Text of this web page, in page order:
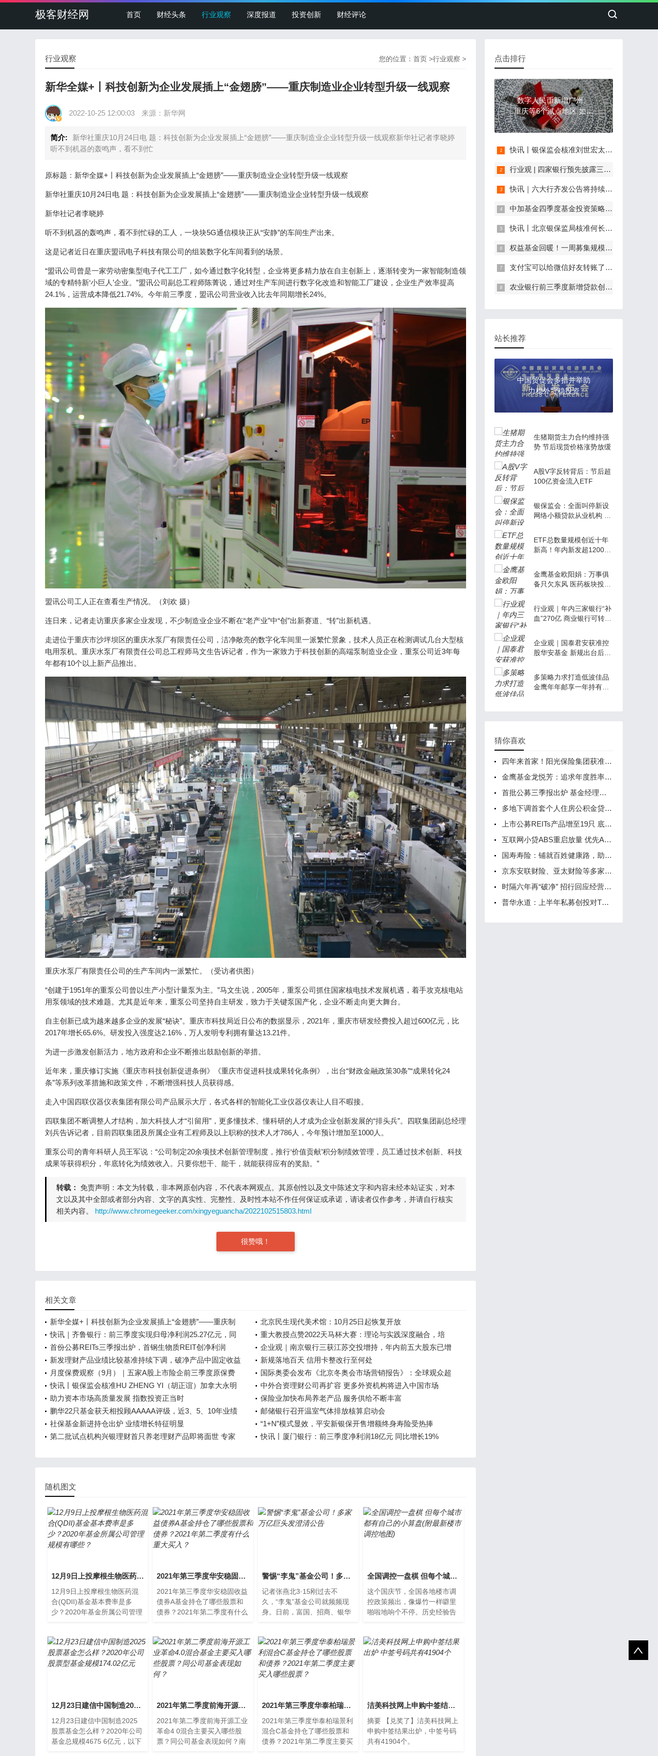
极客财经网 首页 财经头条 行业观察 深度报道 投资创新 财经评论
您的位置： 首页 >行业观察 >
行业观察
新华全媒+丨科技创新为企业发展插上“金翅膀”——重庆制造业企业转型升级一线观察
2022-10-25 12:00:03 来源：新华网
简介:
新华社重庆10月24日电 题：科技创新为企业发展插上“金翅膀”——重庆制造业企业转型升级一线观察新华社记者李晓婷
听不到机器的轰鸣声，看不到忙
原标题：新华全媒+丨科技创新为企业发展插上“金翅膀”——重庆制造业企业转型升级一线观察
新华社重庆10月24日电 题：科技创新为企业发展插上“金翅膀”——重庆制造业企业转型升级一线观察
新华社记者李晓婷
听不到机器的轰鸣声，看不到忙碌的工人，一块块5G通信模块正从“安静”的车间生产出来。
这是记者近日在重庆盟讯电子科技有限公司的组装数字化车间看到的场景。
“盟讯公司曾是一家劳动密集型电子代工工厂，如今通过数字化转型，企业将更多精力放在自主创新上，逐渐转变为一家智能制造领
域的专精特新‘小巨人’企业。”盟讯公司副总工程师陈菁说，通过对生产车间进行数字化改造和智能工厂建设，企业生产效率提高
24.1%，运营成本降低21.74%。今年前三季度，盟讯公司营业收入比去年同期增长24%。
盟讯公司工人正在查看生产情况。（刘欢 摄）
连日来，记者走访重庆多家企业发现，不少制造业企业不断在“老产业”中“创”出新赛道、“转”出新机遇。
走进位于重庆市沙坪坝区的重庆水泵厂有限责任公司，洁净敞亮的数字化车间里一派繁忙景象，技术人员正在检测调试几台大型核
电用泵机。重庆水泵厂有限责任公司总工程师马文生告诉记者，作为一家致力于科技创新的高端泵制造业企业，重泵公司近3年每
年都有10个以上新产品推出。
重庆水泵厂有限责任公司的生产车间内一派繁忙。（受访者供图）
“创建于1951年的重泵公司曾以生产小型计量泵为主。”马文生说，2005年，重泵公司抓住国家核电技术发展机遇，着手攻克核电站
用泵领域的技术难题。尤其是近年来，重泵公司坚持自主研发，致力于关键泵国产化，企业不断走向更大舞台。
自主创新已成为越来越多企业的发展“秘诀”。重庆市科技局近日公布的数据显示，2021年，重庆市研发经费投入超过600亿元，比
2017年增长65.6%。研发投入强度达2.16%，万人发明专利拥有量达13.21件。
为进一步激发创新活力，地方政府和企业不断推出鼓励创新的举措。
近年来，重庆修订实施《重庆市科技创新促进条例》《重庆市促进科技成果转化条例》，出台“财政金融政策30条”“成果转化24
条”等系列改革措施和政策文件，不断增强科技人员获得感。
走入中国四联仪器仪表集团有限公司产品展示大厅，各式各样的智能化工业仪器仪表让人目不暇接。
四联集团不断调整人才结构，加大科技人才“引留用”，更多懂技术、懂科研的人才成为企业创新发展的“排头兵”。四联集团副总经理
刘兵告诉记者，目前四联集团及所属企业有工程师及以上职称的技术人才786人，今年预计增加至1000人。
重泵公司的青年科研人员王军说：“公司制定20余项技术创新管理制度，推行‘价值贡献’积分制绩效管理，员工通过技术创新、科技
成果等获得积分，年底转化为绩效收入。只要你想干、能干，就能获得应有的奖励。”
转载： 免责声明：本文为转载，非本网原创内容，不代表本网观点。其原创性以及文中陈述文字和内容未经本站证实，对本
文以及其中全部或者部分内容、文字的真实性、完整性、及时性本站不作任何保证或承诺，请读者仅作参考，并请自行核实
相关内容。 http://www.chromegeeker.com/xingyeguancha/2022102515803.html
很赞哦！
相关文章
新华全媒+丨科技创新为企业发展插上“金翅膀”——重庆制
造业企业转型升级一线观察
北京民生现代美术馆：10月25日起恢复开放
快讯｜齐鲁银行：前三季度实现归母净利润25.27亿元，同
比增长19.93%
重大教授点赞2022天马杯大赛：理论与实践深度融合，培
养应用型科技人才
首份公募REITs三季报出炉，首钢生物质REIT创净利润
2094.33万，季内微跌0.81%
企业观｜南京银行三获江苏交投增持，年内前五大股东已增
持超7.79亿股
新发理财产品业绩比较基准持续下调，破净产品中固定收益
类占比近7成
新规落地百天 信用卡整改行至何处
月度保费观察（9月）｜五家A股上市险企前三季度原保费
同比增长4.08% 中国人保增幅最高
国际奥委会发布《北京冬奥会市场营销报告》：全球观众超
20亿
快讯丨银保监会核准HU ZHENG YI（胡正谊）加拿大永明
人寿北京代表处首席代表任职资格
中外合资理财公司再扩容 更多外资机构将进入中国市场
助力资本市场高质量发展 指数投资正当时
保险业加快布局养老产品 服务供给不断丰富
鹏华22只基金获天相投顾AAAAA评级，近3、5、10年业绩
表现不俗
邮储银行召开温室气体排放核算启动会
社保基金新进持仓出炉 业绩增长特征明显
“1+N”模式显效，平安新银保开售增额终身寿险受热捧
第二批试点机构兴银理财首只养老理财产品即将面世 专家
快讯丨厦门银行：前三季度净利润18亿元 同比增长19%
随机图文
12月9日上投摩根生物医药混合(QDII)基金基本费率是多少？2020年基金所属公司管理规模有哪些？
12月9日上投摩根生物医药混
合(QDII)基金基本费率是多
少？2020年基金所属公司管理
2021年第三季度华安稳固收益债券A基金持仓了哪些股票和债券？2021年第二季度有什么重大买入？
2021年第三季度华安稳固收益
债券A基金持仓了哪些股票和
债券？2021年第二季度有什么
持
警惕“李鬼”基金公司！多家万亿巨头发澄清公告
记者张燕北3·15刚过去不
久，“李鬼”基金公司就频频现
身。日前，富国、招商、银华
全国调控一盘棋 但每个城市都有自己的小算盘(附最新楼市调控地图)
这个国庆节，全国各地楼市调
控政策频出，像爆竹一样噼里
啪啦地响个不停。历史经验告
的...
12月23日建信中国制造2025股票基金怎么样？2020年公司股票型基金规模174.02亿元
12月23日建信中国制造2025
股票基金怎么样？2020年公司
基金总规模4675 6亿元，以下
2021年第二季度前海开源工业革命4.0混合基金主要买入哪些股票？同公司基金表现如何？
2021年第二季度前海开源工业
革命4 0混合主要买入哪些股
票？同公司基金表现如何？南
2021年第三季度华泰柏瑞景利混合C基金持仓了哪些股票和债券？2021年第二季度主要买入哪些股票？
2021年第三季度华泰柏瑞景利
混合C基金持仓了哪些股票和
债券？2021年第二季度主要买
洁美科技网上申购中签结果出炉 中签号码共有41904个
摘要 【兑奖了】洁美科技网上
申购中签结果出炉，中签号码
共有41904个。
点击排行
数字人民币新增广州、
重庆等6个试点地区 如何
破解发展新问题？
快讯丨银保监会核准刘世宏太平再保险（中国）有限公司董事任职资格
行业观 | 四家银行预先披露三季度业绩：净利润增速超20% 不良贷款率均在1%以下
快讯｜六大行齐发公告将持续服务实体经济
中加基金四季度基金投资策略：周期回摆曙光渐现，可加配权益资产
快讯丨北京银保监局核准何长江等五人中银三星人寿监事任职资格
权益基金回暖！一周募集规模556亿 多位基金经理看好后市
支付宝可以给微信好友转账了！单笔最高可转2000元
农业银行前三季度新增贷款创同期历史新高
站长推荐
中国贸促会多措并举助
力稳外贸稳投资
生猪期货主力合约维持强
势 节后现货价格涨势放缓
A股V字反转背后：节后超
100亿资金流入ETF
银保监会：全面叫停新设
网络小额贷款从业机构 业
本，服务实体经济
ETF总数量规模创近十年
新高！年内新发超1200亿
金鹰基金欧阳娟：万事俱
备只欠东风 医药板块投资
行业观｜年内三家银行“补
血”270亿 商业银行可转债
企业观｜国泰君安获准控
股华安基金 新规出台后首
多策略力求打造低波佳品
金鹰年年邮享一年持有期
猜你喜欢
四年来首家！阳光保险集团获准赴港上市
金鹰基金龙悦芳：追求年度胜率 三维度把握债市机会
首批公募三季报出炉 基金经理中长期看好三大主线
多地下调首套个人住房公积金贷款利率
上市公募REITs产品增至19只 底层资产垂青产业园
互联网小贷ABS重启放量 优先A级利率跌破“3”
国寿寿险：铺就百姓健康路，助力民生建设不断取得新成果
京东安联财险、亚太财险等多家险企股权被拍卖 千次围观参与寥寥
时隔六年再“破净” 招行回应经营管理运行正常
普华永道：上半年私募创投对TMT行业投资1655起